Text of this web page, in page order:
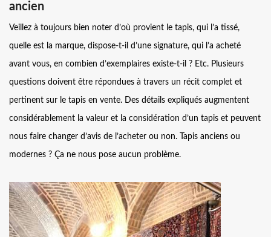
ancien
Veillez à toujours bien noter d’où provient le tapis, qui l’a tissé,
quelle est la marque, dispose-t-il d’une signature, qui l’a acheté
avant vous, en combien d’exemplaires existe-t-il ? Etc. Plusieurs
questions doivent être répondues à travers un récit complet et
pertinent sur le tapis en vente. Des détails expliqués augmentent
considérablement la valeur et la considération d’un tapis et peuvent
nous faire changer d’avis de l’acheter ou non. Tapis anciens ou
modernes ? Ça ne nous pose aucun problème.